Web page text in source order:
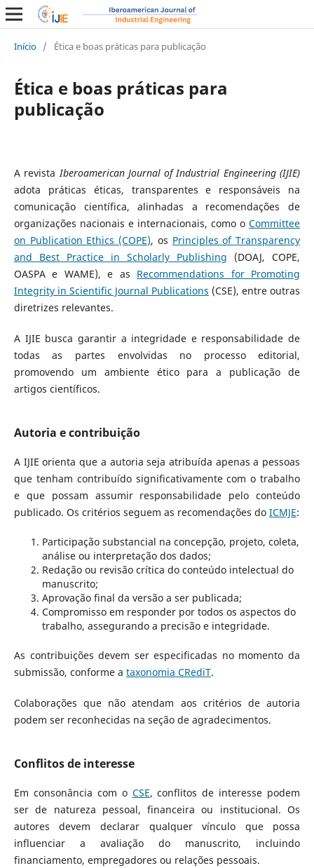
Início / Ética e boas práticas para publicação
Ética e boas práticas para
publicação
A revistaIberoamerican Journal of Industrial Engineering (IJIE)
adota práticas éticas, transparentes e responsáveis na
comunicação científica, alinhadas a recomendações de
organizações nacionais e internacionais, como oCommittee
on Publication Ethics (COPE), os Principles of Transparency
and Best Practice in Scholarly Publishing (DOAJ, COPE,
OASPA e WAME), e as Recommendations for Promoting
Integrity in Scientific Journal Publications (CSE), entre outras
diretrizes relevantes.
A IJIE busca garantir a integridade e responsabilidade de
todas as partes envolvidas no processo editorial,
promovendo um ambiente ético para a publicação de
artigos científicos.
Autoria e contribuição
A IJIE orienta que a autoria seja atribuída apenas a pessoas
que tenham contribuído significativamente com o trabalho
e que possam assumir responsabilidade pelo conteúdo
publicado. Os critérios seguem as recomendações do ICMJE:
Participação substancial na concepção, projeto, coleta,
análise ou interpretação dos dados;
Redação ou revisão crítica do conteúdo intelectual do
manuscrito;
Aprovação final da versão a ser publicada;
Compromisso em responder por todos os aspectos do
trabalho, assegurando a precisão e integridade.
As contribuições devem ser especificadas no momento da
submissão, conforme a taxonomia CRediT.
Colaborações que não atendam aos critérios de autoria
podem ser reconhecidas na seção de agradecimentos.
Conflitos de interesse
Em consonância com o CSE, conflitos de interesse podem
ser de natureza pessoal, financeira ou institucional. Os
autores devem declarar qualquer vínculo que possa
influenciar a avaliação do manuscrito, incluindo
financiamento, empregadores ou relações pessoais.